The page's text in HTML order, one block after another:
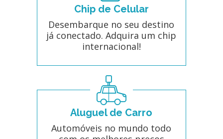
Chip de Celular
Desembarque no seu destino
já conectado. Adquira um chip
internacional!
Aluguel de Carro
Automóveis no mundo todo